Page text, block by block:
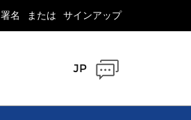
署名 または サインアップ
JP